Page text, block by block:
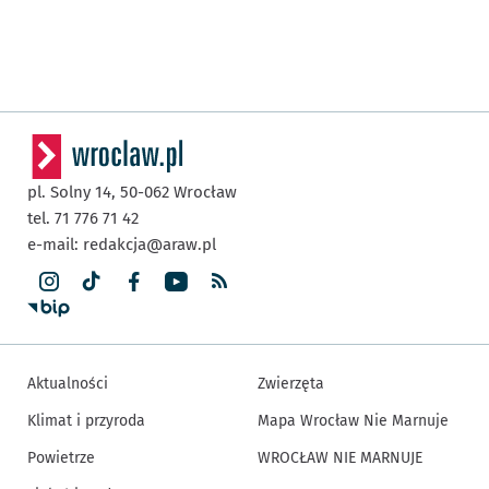
pl. Solny 14, 50-062 Wrocław
tel. 71 776 71 42
e-mail: redakcja@araw.pl
Aktualności
Klimat i przyroda
Powietrze
Zwierzęta
Mapa Wrocław Nie Marnuje
WROCŁAW NIE MARNUJE